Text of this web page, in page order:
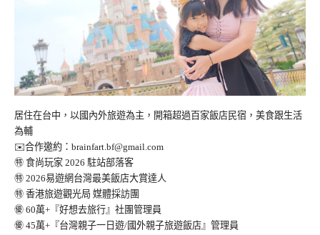
居住在台中，以國內外旅遊為主，開箱超過百家飯店民宿，美食跟生活
為輔
✉️合作邀約： brainfart.bf@gmail.com
㊕ 食尚玩家 2026 駐站部落客
㊕ 2026易遊網台灣最美飯店大賞達人
㊕ 香港旅遊觀光局 媒體採訪團
㊝ 60萬+『好想去旅行』社團管理員
㊝ 45萬+『台灣親子一日遊/國外親子旅遊飯店』管理員